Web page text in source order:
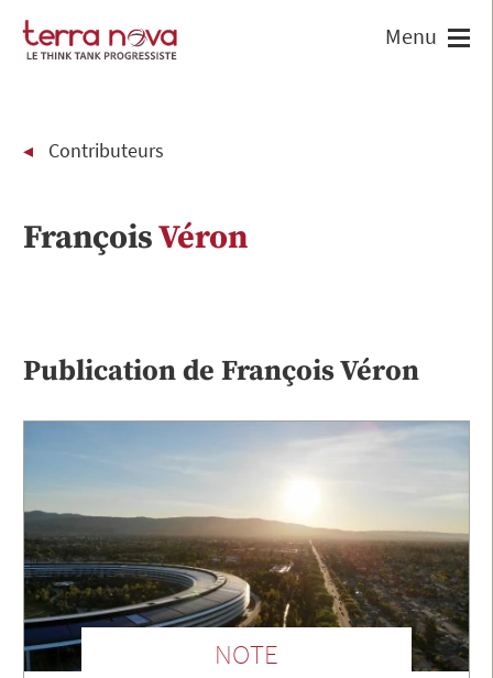
Contributeurs
FrançoisVéron
Publication de FrançoisVéron
NOTE